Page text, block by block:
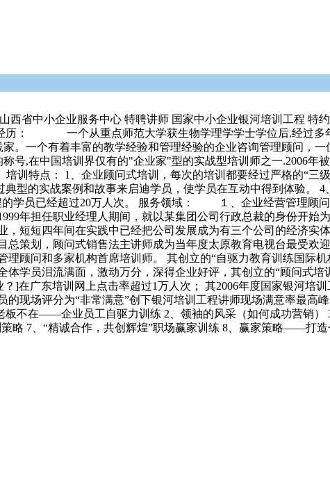
西省中小企业服务中心 特聘讲师 国家中小企业银河培训工程 特
历： 一个从重点师范大学获生物学理学学士学位后,经过多
。一个有着丰富的教学经验和管理经验的企业咨询管理顾问，
称号,在中国培训界仅有的"企业家"型的实战型培训师之一
特点： 1、企业顾问式培训，每次的培训都要经过严格的“三
型的实战案例和故事来启迪学员，使学员在互动中得到体验。
程的学员已经超过20万人次。 服务领域： １、企业经营管
任职业经理人期间，就以某集团公司行政总裁的身份开始
，短短四年间在实践中已经把公司发展成为有三个公司的经济实
总策划，顾问式销售法主讲师成为当年度太原教育电视台最受
顾问和多家机构首席培训师。 其创立的“自驱力教育训练国际
学员泪流满面，激动万分，深得企业好评，其创立的“顾问式
]在广东培训网上点击率超过1万人次； 其2006年度国家银河培
的现场评分为“非常满意”创下银河培训工程讲师现场满意率最高
板不在——企业员工自驱力训练 2、领袖的风采（如何成功营销
略 7、“精诚合作，共创辉煌”职场赢家训练 8、赢家策略——打